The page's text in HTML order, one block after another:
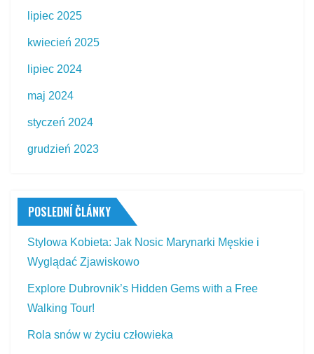
lipiec 2025
kwiecień 2025
lipiec 2024
maj 2024
styczeń 2024
grudzień 2023
POSLEDNÍ ČLÁNKY
Stylowa Kobieta: Jak Nosic Marynarki Męskie i
Wyglądać Zjawiskowo
Explore Dubrovnik’s Hidden Gems with a Free
Walking Tour!
Rola snów w życiu człowieka